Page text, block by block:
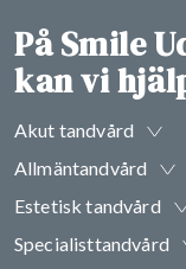
På Smile
kan vi
Akut tandvård
Allmäntandvård
Estetisk tandvård
Specialisttandvård